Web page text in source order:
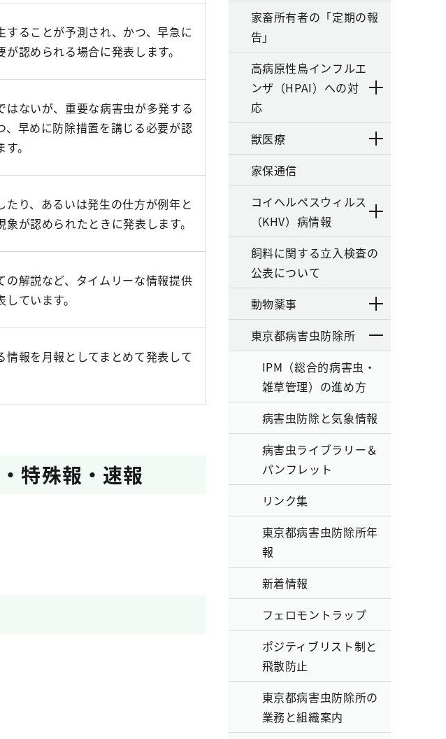
することが予測され、かつ、早急に
認められる場合に発表します。
はないが、重要な病害虫が多発する
、早めに防除措置を講じる必要が認
。
たり、あるいは発生の仕方が例年と
が認められたときに発表します。
の解説など、タイムリーな情報提供
ています。
情報を月報としてまとめて発表して
特殊報・速報
家畜所有者の「定期の報
告」
高病原性鳥インフルエ
ンザ（HPAI）への対
応
獣医療
家保通信
コイヘルペスウィルス
（KHV）病情報
飼料に関する立入検査の
公表について
動物薬事
東京都病害虫防除所
IPM（総合的病害虫・
雑草管理）の進め方
病害虫防除と気象情報
病害虫ライブラリー＆
パンフレット
リンク集
東京都病害虫防除所年
報
新着情報
フェロモントラップ
ポジティブリスト制と
飛散防止
東京都病害虫防除所の
業務と組織案内